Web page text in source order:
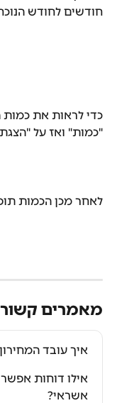
חודשים לחודש
כדי לראות את
"כמות" ואז על
לאחר מכן הכמות
מאמרים
איך עובד
אילו דוחות
אשראי?